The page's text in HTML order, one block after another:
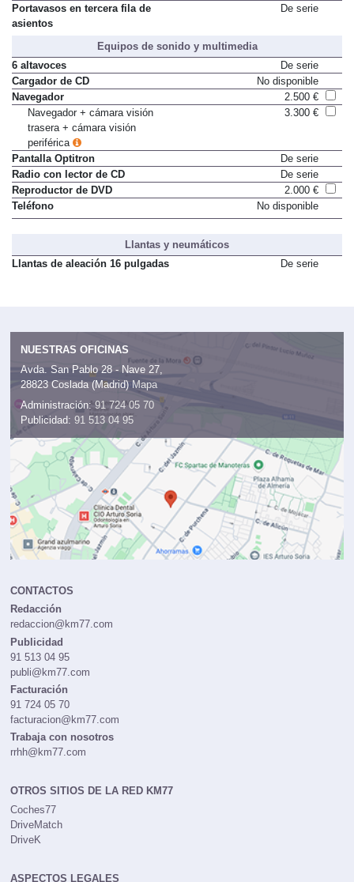
Portavasos en tercera fila de
asientos
De serie
Equipos de sonido y multimedia
6 altavoces
De serie
Cargador de CD
No disponible
Navegador
2.500 €
Navegador + cámara visión
trasera + cámara visión
periférica
3.300 €
Pantalla Optitron
De serie
Radio con lector de CD
De serie
Reproductor de DVD
2.000 €
Teléfono
No disponible
Llantas y neumáticos
Llantas de aleación 16 pulgadas
De serie
NUESTRAS OFICINAS
Avda. San Pablo 28 - Nave 27,
28823 Coslada (Madrid) Mapa
Administración: 91 724 05 70
Publicidad: 91 513 04 95
CONTACTOS
Redacción
redaccion@km77.com
Publicidad
91 513 04 95
publi@km77.com
Facturación
91 724 05 70
facturacion@km77.com
Trabaja con nosotros
rrhh@km77.com
OTROS SITIOS DE LA RED KM77
Coches77
DriveMatch
DriveK
ASPECTOS LEGALES